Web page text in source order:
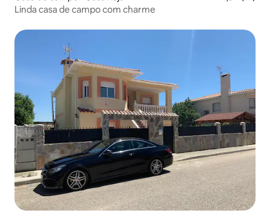
Linda casa de campo com charme